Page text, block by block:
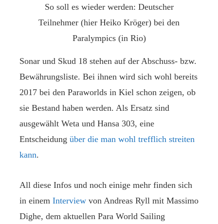
So soll es wieder werden: Deutscher
Teilnehmer (hier Heiko Kröger) bei den
Paralympics (in Rio)
Sonar und Skud 18 stehen auf der Abschuss- bzw.
Bewährungsliste. Bei ihnen wird sich wohl bereits
2017 bei den Paraworlds in Kiel schon zeigen, ob
sie Bestand haben werden. Als Ersatz sind
ausgewählt Weta und Hansa 303, eine
Entscheidung über die man wohl trefflich streiten
kann.
All diese Infos und noch einige mehr finden sich
in einem Interview von Andreas Ryll mit Massimo
Dighe, dem aktuellen Para World Sailing